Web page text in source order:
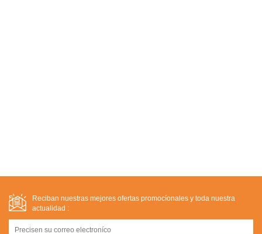
Reciban nuestras mejores ofertas promocíonales y toda nuestra
actualidad :